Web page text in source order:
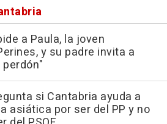
a Paula, la joven
y su padre invita a
si Cantabria ayuda a
asiática por ser del PP y no